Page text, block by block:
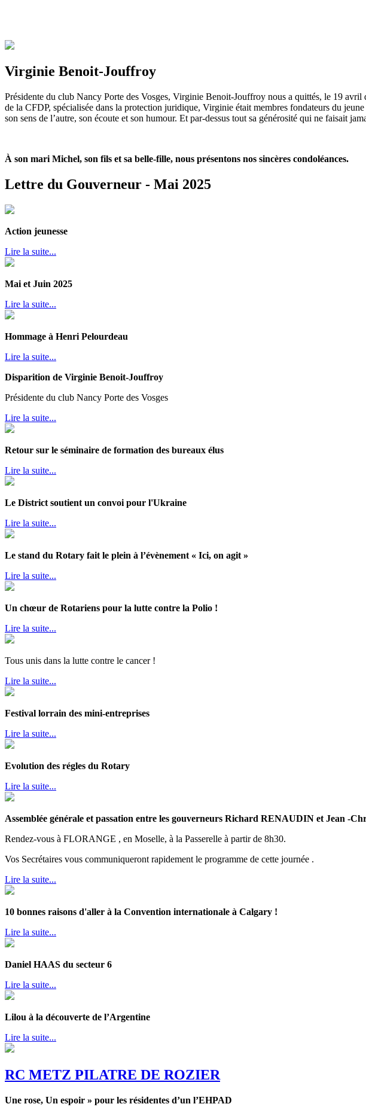
Virginie Benoit-Jouffroy
Présidente du club Nancy Porte des Vosges, Virginie Benoit-Jouffroy nous a quittés, le 19 avril
de la CFDP, spécialisée dans la protection juridique, Virginie était membres fondateurs du
son sens de l’autre, son écoute et son humour. Et par-dessus tout sa générosité qui ne faisait
À son mari Michel, son fils et sa belle-fille, nous présentons nos sincères condoléances.
Lettre du Gouverneur - Mai 2025
Action jeunesse
Lire la suite...
Mai et Juin 2025
Lire la suite...
Hommage à Henri Pelourdeau
Lire la suite...
Disparition de Virginie Benoit-Jouffroy
Présidente du club Nancy Porte des Vosges
Lire la suite...
Retour sur le séminaire de formation des bureaux élus
Lire la suite...
Le District soutient un convoi pour l'Ukraine
Lire la suite...
Le stand du Rotary fait le plein à l’évènement « Ici, on agit »
Lire la suite...
Un chœur de Rotariens pour la lutte contre la Polio !
Lire la suite...
Tous unis dans la lutte contre le cancer !
Lire la suite...
Festival lorrain des mini-entreprises
Lire la suite...
Evolution des régles du Rotary
Lire la suite...
Assemblée générale et passation entre les gouverneurs Richard RENAUDIN et Jean -
Rendez-vous à FLORANGE , en Moselle, à la Passerelle à partir de 8h30.
Vos Secrétaires vous communiqueront rapidement le programme de cette journée .
Lire la suite...
10 bonnes raisons d'aller à la Convention internationale à Calgary !
Lire la suite...
Daniel HAAS du secteur 6
Lire la suite...
Lilou à la découverte de l’Argentine
Lire la suite...
RC METZ PILATRE DE ROZIER
Une rose, Un espoir » pour les résidentes d’un l’EHPAD